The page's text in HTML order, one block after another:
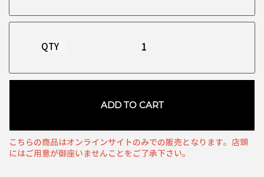
QTY
ADD TO CART
こちらの商品はオンラインサイトのみでの販売となります。店頭
にはご用意が御座いませんことをご了承下さい。